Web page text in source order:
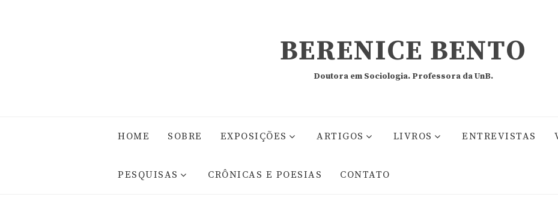
BERENICE BENTO
Doutora em Sociologia. Professora da UnB.
HOME SOBRE EXPOSIÇÕES ARTIGOS LIVROS ENTREVISTAS
PESQUISAS CRÔNICAS E POESIAS CONTATO